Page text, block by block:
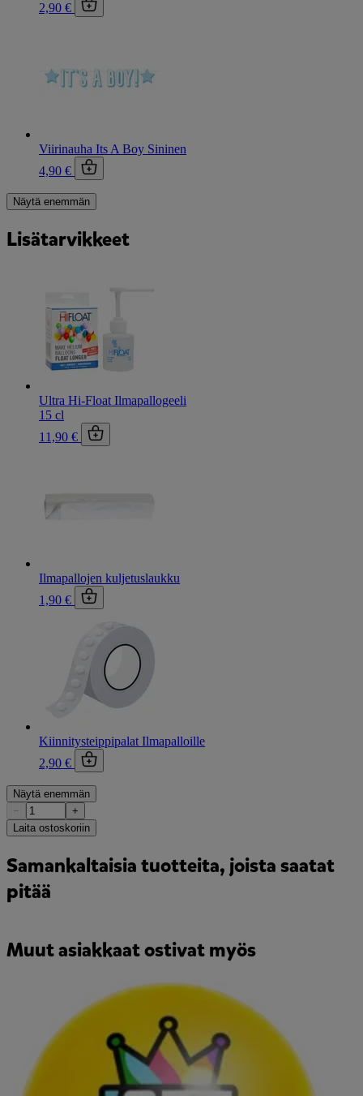
2,90 €
Viirinauha Its A Boy Sininen
4,90 €
Näytä enemmän
Lisätarvikkeet
Ultra Hi-Float Ilmapallogeeli
15 cl
11,90 €
Ilmapallojen kuljetuslaukku
1,90 €
Kiinnitysteippipalat Ilmapalloille
2,90 €
Näytä enemmän
−
+
Laita ostoskoriin
Samankaltaisia tuotteita, joista saatat
pitää
Muut asiakkaat ostivat myös